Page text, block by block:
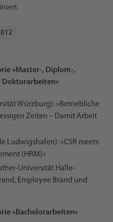
»Master-, Diplom-,
Doktorarbeiten«
Würzburg): »Betriebliche
Zeiten – Damit Arbeit
Ludwigshafen): »CSR meets
(HRM)«
Universität Halle-
Employee Brand und
»Bachelorarbeiten«